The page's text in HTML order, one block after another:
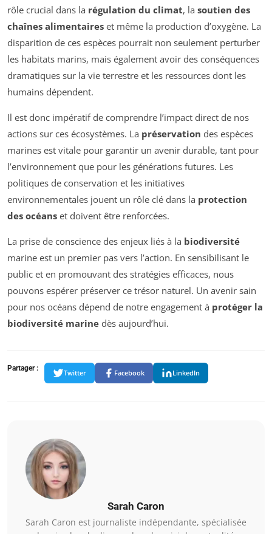
rôle crucial dans la régulation du climat, la soutien des
chaînes alimentaires et même la production d’oxygène. La
disparition de ces espèces pourrait non seulement perturber
les habitats marins, mais également avoir des conséquences
dramatiques sur la vie terrestre et les ressources dont les
humains dépendent.
Il est donc impératif de comprendre l’impact direct de nos
actions sur ces écosystèmes. La préservation des espèces
marines est vitale pour garantir un avenir durable, tant pour
l’environnement que pour les générations futures. Les
politiques de conservation et les initiatives
environnementales jouent un rôle clé dans la protection
des océans et doivent être renforcées.
La prise de conscience des enjeux liés à la biodiversité
marine est un premier pas vers l’action. En sensibilisant le
public et en promouvant des stratégies efficaces, nous
pouvons espérer préserver ce trésor naturel. Un avenir sain
pour nos océans dépend de notre engagement à protéger la
biodiversité marine dès aujourd’hui.
Partager :
Twitter Facebook LinkedIn
Sarah Caron
Sarah Caron est journaliste indépendante, spécialisée